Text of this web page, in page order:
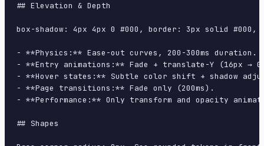
## Elevation & Depth
box-shadow: 4px 4px 0 #000, border: 3px solid
- **Physics:** Ease-out curves, 200-300ms duration.
- **Entry animations:** Fade + translate-Y (16px →
- **Hover states:** Subtle color shift + shadow
- **Page transitions:** Fade only (200ms).
- **Performance:** Only transform and opacity
## Shapes